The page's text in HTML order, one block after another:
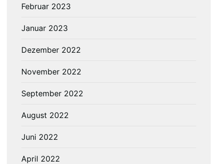
Februar 2023
Januar 2023
Dezember 2022
November 2022
September 2022
August 2022
Juni 2022
April 2022